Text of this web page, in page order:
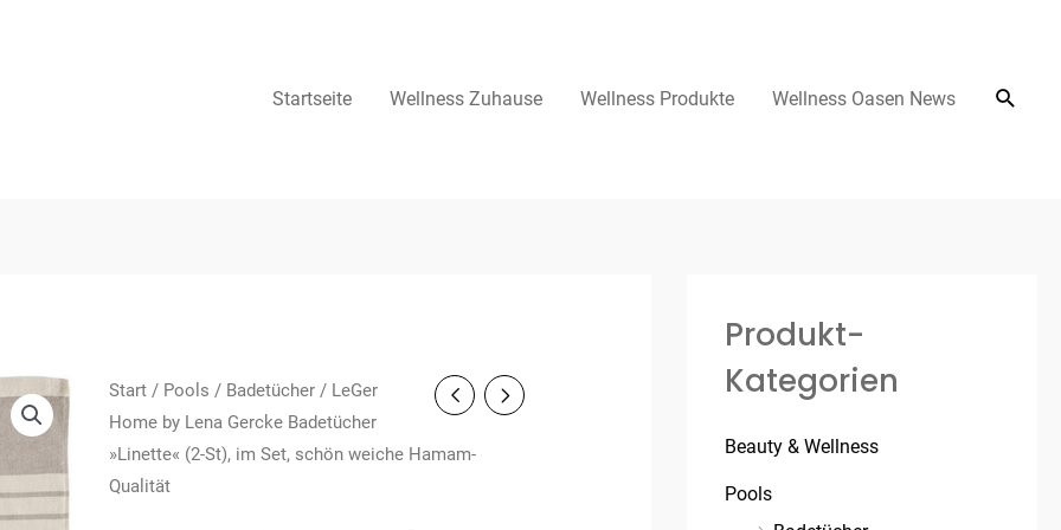
Startseite Wellness Zuhause Wellness Produkte Wellness Oasen News
Start/ Pools / Badetücher/ LeGer
Home by Lena Gercke Badetücher
»Linette« (2-St), im Set, schön weiche Hamam-
Qualität
Produkt-
Kategorien
Beauty & Wellness
Pools